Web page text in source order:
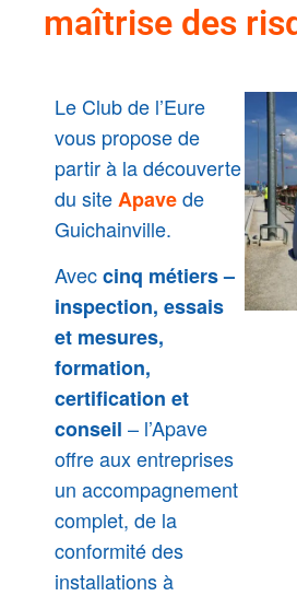
maîtrise des
Le Club de l’Eure
vous propose de
partir à la découverte
du siteApavede
Guichainville.
Aveccinq métiers –
inspection, essais
et mesures,
formation,
certification et
conseil – l’Apave
offre aux entreprises
un accompagnement
complet, de la
conformité des
installations à